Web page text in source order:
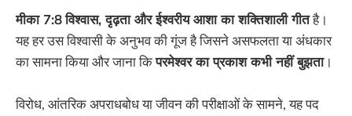
मीका 7:8विश्वास, दृढ़ता और ईश्वरीय आशा का शक्तिशाली गीतहै।
यह हर उस विश्वासी के अनुभव की गूंज है जिसने असफलता या अंधकार
का सामना किया और जाना किपरमेश्वर का प्रकाश कभी नहीं बुझता।
विरोध, आंतरिक अपराधबोध या जीवन की परीक्षाओं के सामने, यह पद